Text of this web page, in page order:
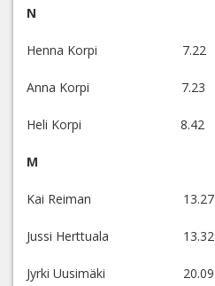
N
Henna Korpi 7.22
Anna Korpi 7.23
Heli Korpi 8.42
M
Kai Reiman 13.27
Jussi Herttuala 13.32
Jyrki Uusimäki 20.09